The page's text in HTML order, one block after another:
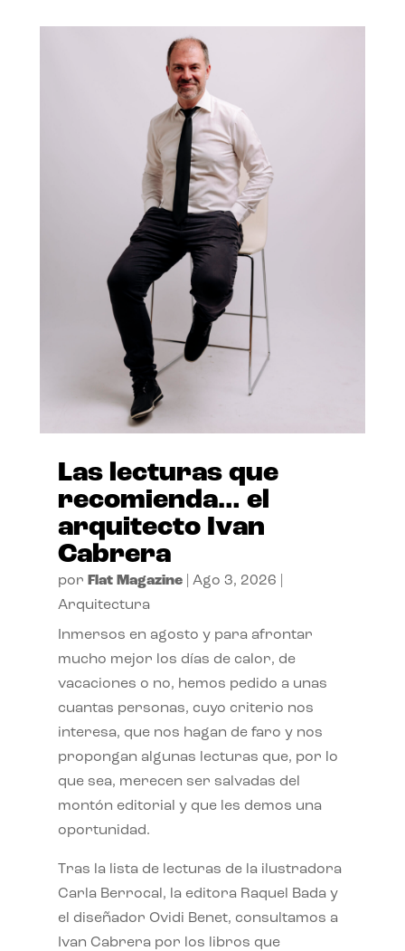
Las lecturas que
recomienda… el
arquitecto Ivan
Cabrera
por Flat Magazine| Ago 3, 2026
Arquitectura
Inmersos en agosto y para afrontar
mucho mejor los días de calor, de
vacaciones o no, hemos pedido a unas
cuantas personas, cuyo criterio nos
interesa, que nos hagan de faro y nos
propongan algunas lecturas que, por lo
que sea, merecen ser salvadas del
montón editorial y que les demos una
oportunidad.
Tras la lista de lecturas de la ilustradora
Carla Berrocal, la editora Raquel Bada y
el diseñador Ovidi Benet, consultamos a
Ivan Cabrera por los libros que